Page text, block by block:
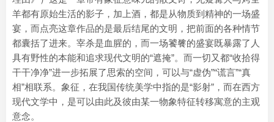
羊都有原始生活的影子，加上酒，都是从物质到精神的一场盛
宴，而点亮这章作品的是最后结尾的文明，把前面的各种情节
都囊括了进来。宰杀是血腥的，而一场饕餮的盛宴既暴露了人
具有野性的本能和追求现代文明的“遮掩”。而一切又都“收拾得
干干净净”进一步拓展了思索的空间，可以与“虚伪”“谎言”“真
相”相联系。象征，在我国传统美学中指的是“影射”，而在西方
现代文学中，是可以由此及彼由某一物象特征转移寓意的主观
意念。